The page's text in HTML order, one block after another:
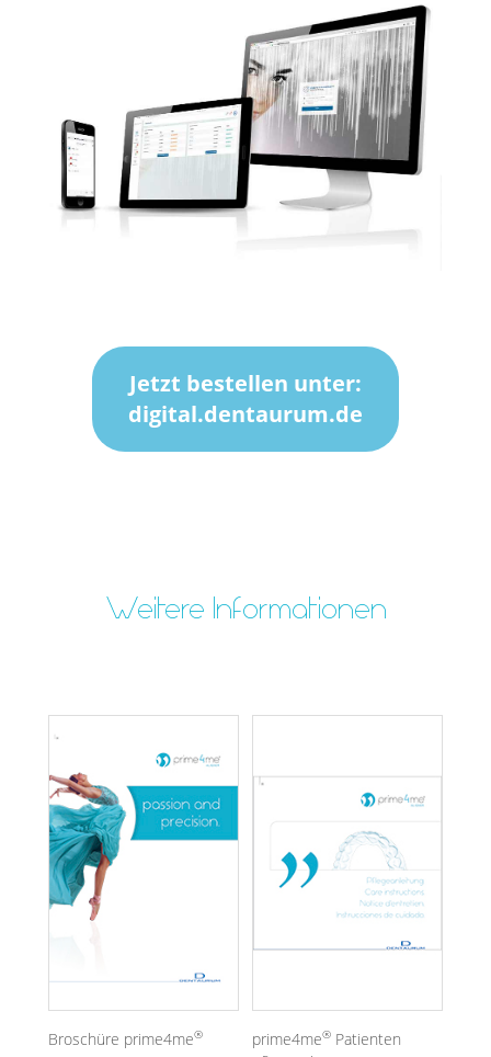
Jetzt bestellen unter:
digital.dentaurum.de
Weitere Informationen
Broschüre prime4me® prime4me®Patienten